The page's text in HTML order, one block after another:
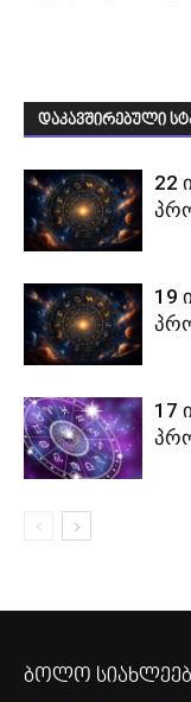
დაკავშირებული
22
19
17
ბოლო